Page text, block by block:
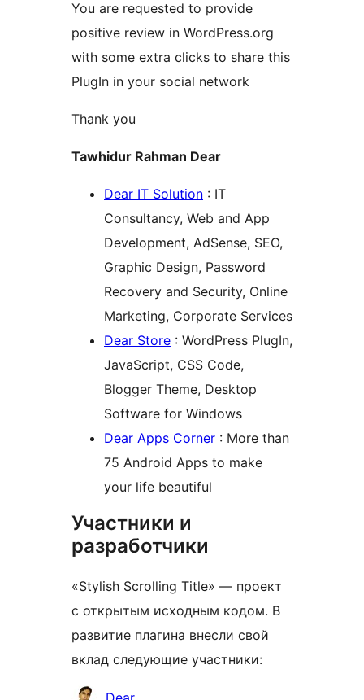
You are requested to provide
positive review in WordPress.org
with some extra clicks to share this
PlugIn in your social network
Thank you
Tawhidur Rahman Dear
Dear IT Solution : IT
Consultancy, Web and App
Development, AdSense, SEO,
Graphic Design, Password
Recovery and Security, Online
Marketing, Corporate Services
Dear Store : WordPress PlugIn,
JavaScript, CSS Code,
Blogger Theme, Desktop
Software for Windows
Dear Apps Corner : More than
75 Android Apps to make
your life beautiful
Участники и
разработчики
«Stylish Scrolling Title» — проект
с открытым исходным кодом. В
развитие плагина внесли свой
вклад следующие участники:
Участники